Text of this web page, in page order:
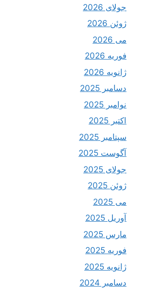
جولای 2026
ژوئن 2026
می 2026
فوریه 2026
ژانویه 2026
دسامبر 2025
نوامبر 2025
اکتبر 2025
سپتامبر 2025
آگوست 2025
جولای 2025
ژوئن 2025
می 2025
آوریل 2025
مارس 2025
فوریه 2025
ژانویه 2025
دسامبر 2024